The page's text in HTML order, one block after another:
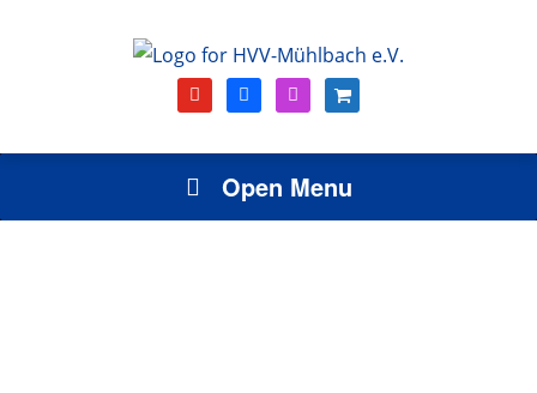
youtubefacebookinstagramshopping-
Open Menu